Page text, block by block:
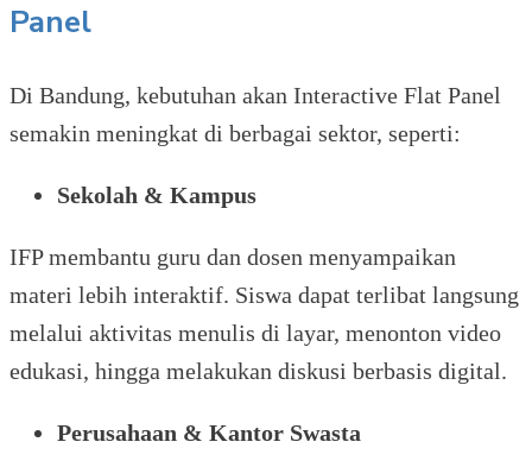
Panel
Di Bandung, kebutuhan akan Interactive Flat Panel
semakin meningkat di berbagai sektor, seperti:
Sekolah & Kampus
IFP membantu guru dan dosen menyampaikan
materi lebih interaktif. Siswa dapat terlibat langsung
melalui aktivitas menulis di layar, menonton video
edukasi, hingga melakukan diskusi berbasis digital.
Perusahaan & Kantor Swasta